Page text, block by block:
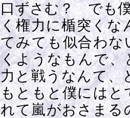
口ずさむ？ でも
く権力に楯突くな
てみても似合わな
くようなもんで、
力と戦うなんて、
もともと僕にはと
れて嵐がおさまる